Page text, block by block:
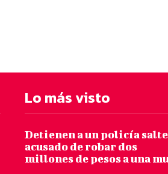
Lo más visto
Detienen a un policía
acusado de robar dos
millones de pesos a una